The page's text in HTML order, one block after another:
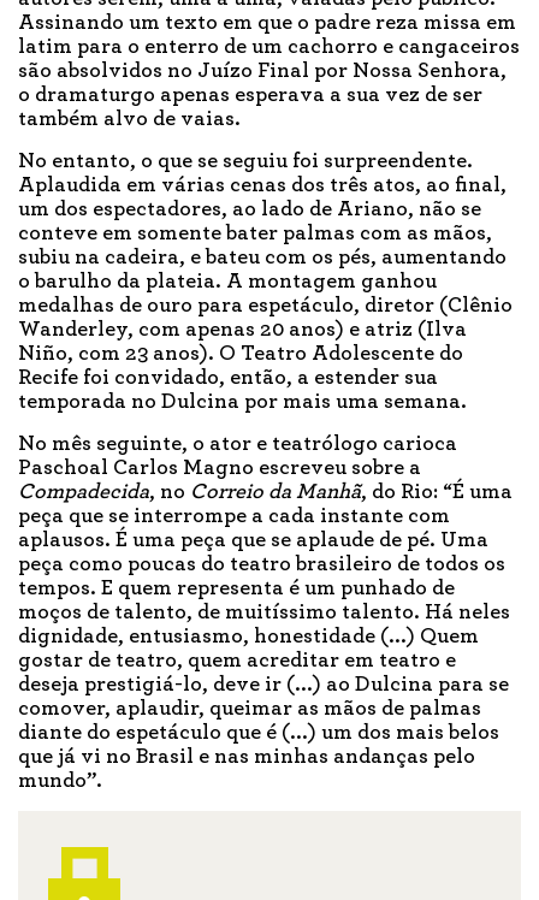
Assinando um texto em que o padre reza missa em
latim para o enterro de um cachorro e cangaceiros
são absolvidos no Juízo Final por Nossa Senhora,
o dramaturgo apenas esperava a sua vez de ser
também alvo de vaias.
No entanto, o que se seguiu foi surpreendente.
Aplaudida em várias cenas dos três atos, ao final,
um dos espectadores, ao lado de Ariano, não se
conteve em somente bater palmas com as mãos,
subiu na cadeira, e bateu com os pés, aumentando
o barulho da plateia. A montagem ganhou
medalhas de ouro para espetáculo, diretor (Clênio
Wanderley, com apenas 20 anos) e atriz (Ilva
Niño, com 23 anos). O Teatro Adolescente do
Recife foi convidado, então, a estender sua
temporada no Dulcina por mais uma semana.
No mês seguinte, o ator e teatrólogo carioca
Paschoal Carlos Magno escreveu sobre a
Compadecida, no Correio da Manhã, do Rio: “É uma
peça que se interrompe a cada instante com
aplausos. É uma peça que se aplaude de pé. Uma
peça como poucas do teatro brasileiro de todos os
tempos. E quem representa é um punhado de
moços de talento, de muitíssimo talento. Há neles
dignidade, entusiasmo, honestidade (...) Quem
gostar de teatro, quem acreditar em teatro e
deseja prestigiá-lo, deve ir (...) ao Dulcina para se
comover, aplaudir, queimar as mãos de palmas
diante do espetáculo que é (...) um dos mais belos
que já vi no Brasil e nas minhas andanças pelo
mundo”.